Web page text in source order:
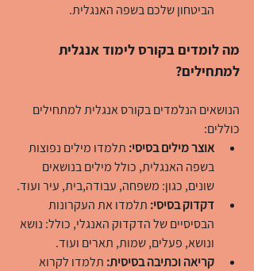
הביטחון שלכם בשפה האנגלית.
מה לומדים בקורס לימוד אנגלית
למתחילים?
הנושאים הנלמדים בקורס אנגלית למתחילים
כוללים:
אוצר מילים בסיסי: תלמדו מילים נפוצות
בשפה האנגלית, כולל מילים בנושאים
שונים, כגון: משפחה, עבודה,בית, עיר ועוד.
דקדוק בסיסי: תלמדו את העקרונות
הבסיסיים של הדקדוק האנגלי, כולל: נושא
ונושא, פעלים, שמות, תארים ועוד.
קריאה וכתיבה בסיסית: תלמדו לקרוא